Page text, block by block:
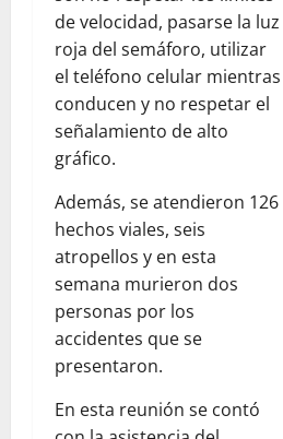
de velocidad, pasarse la luz
roja del semáforo, utilizar
el teléfono celular mientras
conducen y no respetar el
señalamiento de alto
gráfico.
Además, se atendieron 126
hechos viales, seis
atropellos y en esta
semana murieron dos
personas por los
accidentes que se
presentaron.
En esta reunión se contó